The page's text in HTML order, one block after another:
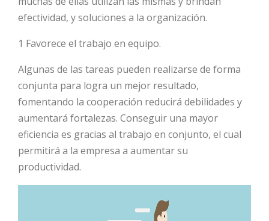
HOT
HOT
efectividad, y soluciones a la organización.
1 Favorece el trabajo en equipo.
Algunas de las tareas pueden realizarse de forma
conjunta para logra un mejor resultado,
fomentando la cooperación reducirá debilidades y
aumentará fortalezas. Conseguir una mayor
eficiencia es gracias al trabajo en conjunto, el cual
permitirá a la empresa a aumentar su
productividad.